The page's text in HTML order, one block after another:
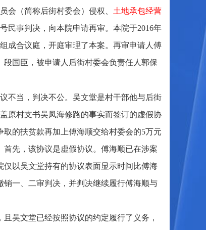
会（简称后街村委会）侵权、 土地承包经营
民事判决，向本院申请再审。本院于2016年
成合议庭，开庭审理了本案。再审申请人傅
国臣，被申请人后街村委会负责任人郭保
不当，判决不公。吴文堂是村干部他与后街
原村支书吴凤海修路的事实而签订的虚假协
的扶贫款再加上傅海顺交给村委会的5万元
先，该协议是虚假协议。傅海顺已在涉案
以吴文堂持有的协议表面显示时间比傅海
一、二审判决，并判决继续履行傅海顺与
吴文堂已经按照协议的约定履行了义务，